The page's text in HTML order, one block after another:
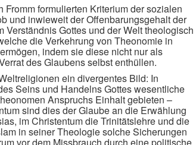
formulierten Kriterium der sozialen
und inwieweit der Offenbarungsgehalt der
Gottes und der Welt theologisch
die Verkehrung von Theonomie in
indem sie diese nicht nur als
des Glaubens selbst enthüllen.
ein divergentes Bild: In
Seins und Handelns Gottes wesentliche
Anspruchs Einhalt gebieten –
sind dies der Glaube an die Erwählung
im Christentum die Trinitätslehre und die
in seiner Theologie solche Sicherungen